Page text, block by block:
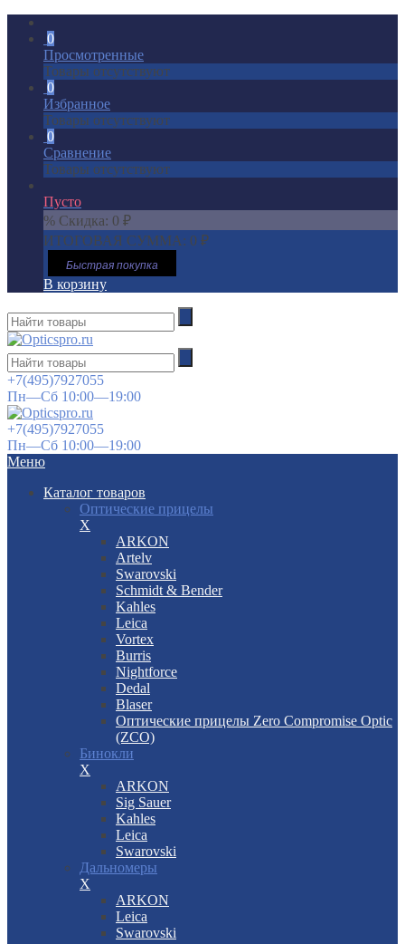
0
Просмотренные
Товары отсутствуют
0
Избранное
Товары отсутствуют
0
Сравнение
Товары отсутствуют
Пусто
% Скидка: 0 ₽
ИТОГОВАЯ СУММА: 0 ₽
Быстрая покупка
В корзину
+7(495)7927055
Пн—Сб 10:00—19:00
+7(495)7927055
Пн—Сб 10:00—19:00
Меню
Каталог товаров
Оптические прицелы
X
ARKON
Artelv
Swarovski
Schmidt & Bender
Kahles
Leica
Vortex
Burris
Nightforce
Dedal
Blaser
Оптические прицелы Zero Compromise Optic
(ZCO)
Бинокли
X
ARKON
Sig Sauer
Kahles
Leica
Swarovski
Дальномеры
X
ARKON
Leica
Swarovski